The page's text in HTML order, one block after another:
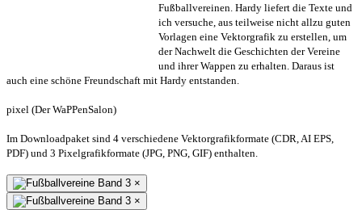
Fußballvereinen. Hardy liefert die Texte und
ich versuche, aus teilweise nicht allzu guten
Vorlagen eine Vektorgrafik zu erstellen, um
der Nachwelt die Geschichten der Vereine
und ihrer Wappen zu erhalten. Daraus ist
auch eine schöne Freundschaft mit Hardy entstanden.
pixel (Der WaPPenSalon)
Im Downloadpaket sind 4 verschiedene Vektorgrafikformate (CDR, AI EPS,
PDF) und 3 Pixelgrafikformate (JPG, PNG, GIF) enthalten.
×
×